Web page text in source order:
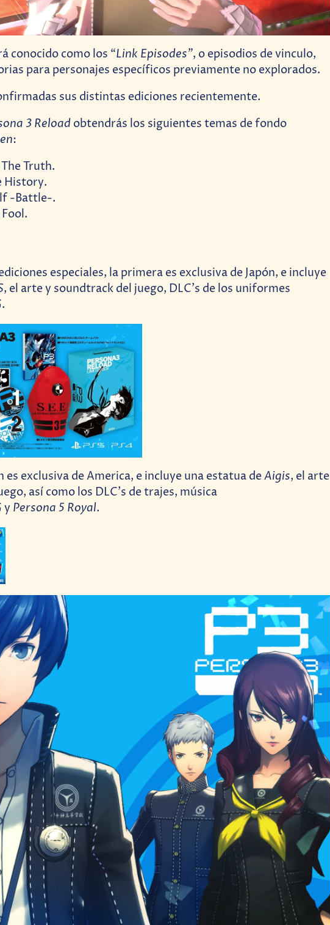
conocido como los “Link Episodes”, o episodios de vinculo,
para personajes específicos previamente no explorados.
sus distintas ediciones recientemente.
3 Reload obtendrás los siguientes temas de fondo
:
Truth.
History.
-Battle-.
especiales, la primera es exclusiva de Japón, e incluye
, el arte y soundtrack del juego, DLC’s de los uniformes
.
es exclusiva de America, e incluye una estatua deAigis, el arte
así como los DLC’s de trajes, música
y Persona 5 Royal.